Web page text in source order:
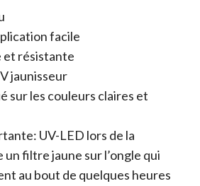
facile
et résistante
jaunisseur
sur les couleurs claires et
UV-LED lors de la
un filtre jaune sur l’ongle qui
au bout de quelques heures